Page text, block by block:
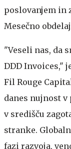
poslovanjem in
Mesečno
"Veseli nas, da
DDD Invoices,"
Fil Rouge
danes nujnost v
v središču
stranke.
fazi razvoja,